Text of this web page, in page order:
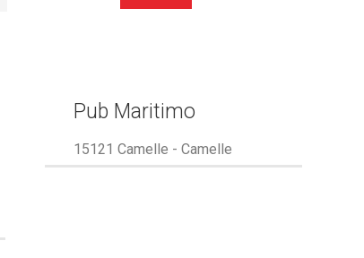
Pub Maritimo
15121 Camelle - Camelle